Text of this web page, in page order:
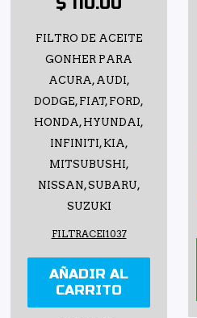
FILTRO DE ACEITE
GONHER PARA
ACURA, AUDI,
DODGE, FIAT, FORD,
HONDA, HYUNDAI,
INFINITI, KIA,
MITSUBUSHI,
NISSAN, SUBARU,
SUZUKI
FILTRACEI1037
AÑADIR AL
CARRITO